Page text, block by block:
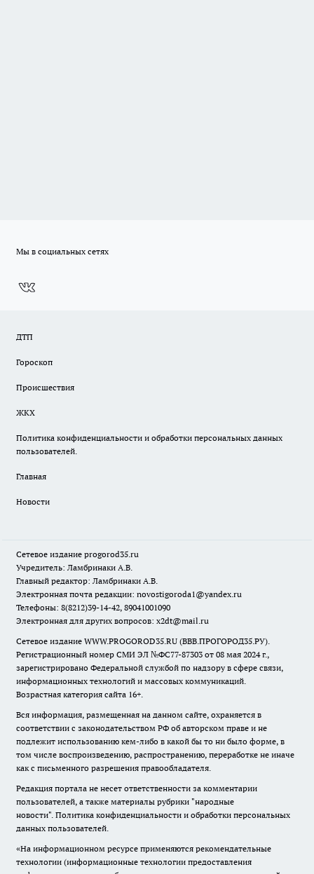
Мы в социальных сетях
ДТП
Гороскоп
Происшествия
ЖКХ
Политика конфиденциальности и обработки персональных данных
пользователей.
Главная
Новости
Сетевое издание progorod35.ru
Учредитель: Ламбринаки А.В.
Главный редактор: Ламбринаки А.В.
Электронная почта редакции: novostigoroda1@yandex.ru
Телефоны: 8(8212)39-14-42, 89041001090
Электронная для других вопросов: x2dt@mail.ru
Сетевое издание WWW.PROGOROD35.RU (ВВВ.ПРОГОРОД35.РУ).
Регистрационный номер СМИ ЭЛ №ФС77-87303 от 08 мая 2024 г.,
зарегистрировано Федеральной службой по надзору в сфере связи,
информационных технологий и массовых коммуникаций.
Возрастная категория сайта 16+.
Вся информация, размещенная на данном сайте, охраняется в
соответствии с законодательством РФ об авторском праве и не
подлежит использованию кем-либо в какой бы то ни было форме, в
том числе воспроизведению, распространению, переработке не иначе
как с письменного разрешения правообладателя.
Редакция портала не несет ответственности за комментарии
пользователей, а также материалы рубрики "народные
новости". Политика конфиденциальности и обработки персональных
данных пользователей.
«На информационном ресурсе применяются рекомендательные
технологии (информационные технологии предоставления